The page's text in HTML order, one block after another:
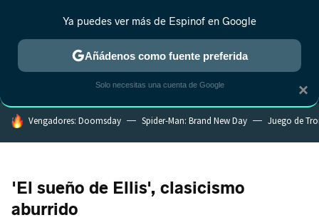
MENÚ NUEVO
ESTRENOS REALITY ANIME RANKINGS CINE
HOY SE HABLA DE
Vengadores: Doomsday Spider-Man: Brand New Day Juego de
'El sueño de Ellis', clasicismo
aburrido
×
Ya puedes ver más de Espinof en Google
Añádenos como fuente preferida
Solo necesitas una cuenta de Google